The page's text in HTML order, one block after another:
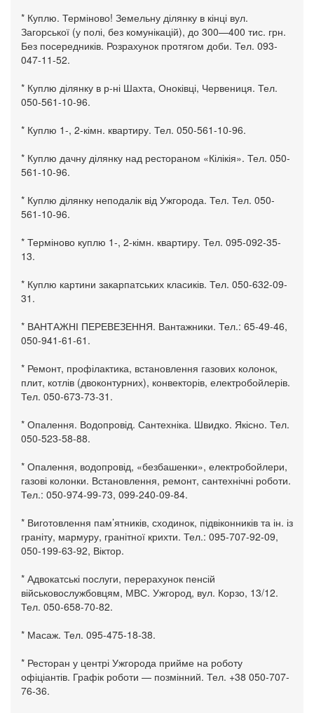
* Куплю. Терміново! Земельну ділянку в кінці вул.
Загорської (у полі, без комунікацій), до 300—400 тис. грн.
Без посередників. Розрахунок протягом доби. Тел. 093-
047-11-52.
* Куплю ділянку в р-ні Шахта, Оноківці, Червениця. Тел.
050-561-10-96.
* Куплю 1-, 2-кімн. квартиру. Тел. 050-561-10-96.
* Куплю дачну ділянку над рестораном «Кілікія». Тел. 050-
561-10-96.
* Куплю ділянку неподалік від Ужгорода. Тел. Тел. 050-
561-10-96.
* Терміново куплю 1-, 2-кімн. квартиру. Тел. 095-092-35-
13.
* Куплю картини закарпатських класиків. Тел. 050-632-09-
31.
* ВАНТАЖНІ ПЕРЕВЕЗЕННЯ. Вантажники. Тел.: 65-49-46,
050-941-61-61.
* Ремонт, профілактика, встановлення газових колонок,
плит, котлів (двоконтурних), конвекторів, електробойлерів.
Тел. 050-673-73-31.
* Опалення. Водопровід. Сантехніка. Швидко. Якісно. Тел.
050-523-58-88.
* Опалення, водопровід, «безбашенки», електробойлери,
газові колонки. Встановлення, ремонт, сантехнічні роботи.
Тел.: 050-974-99-73, 099-240-09-84.
* Виготовлення пам’ятників, сходинок, підвіконників та ін. із
граніту, мармуру, гранітної крихти. Тел.: 095-707-92-09,
050-199-63-92, Віктор.
* Адвокатські послуги, перерахунок пенсій
військовослужбовцям, МВС. Ужгород, вул. Корзо, 13/12.
Тел. 050-658-70-82.
* Масаж. Тел. 095-475-18-38.
* Ресторан у центрі Ужгорода прийме на роботу
офіціантів. Графік роботи — позмінний. Тел. +38 050-707-
76-36.